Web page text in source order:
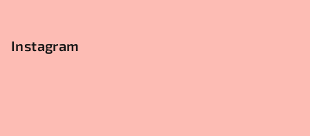
Instagram